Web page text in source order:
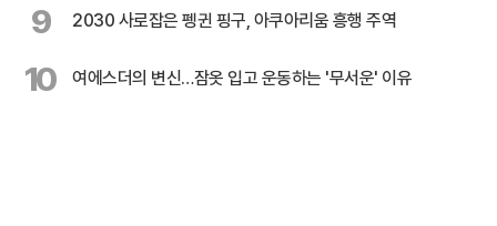
9 2030 사로잡은 펭귄 핑구, 아쿠아리움 흥행 주역
10 여에스더의 변신…잠옷 입고 운동하는 '무서운' 이유